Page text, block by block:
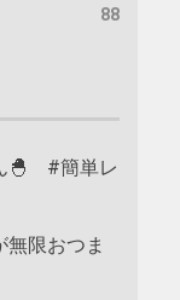
88
🐣 #簡単レ
無限おつま